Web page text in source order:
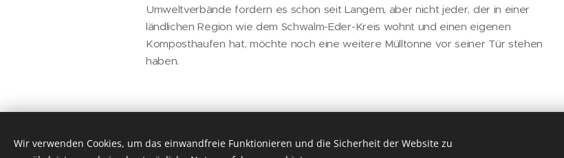
Umweltverbände fordern es schon seit Langem, aber nicht jeder, der in einer
ländlichen Region wie dem Schwalm-Eder-Kreis wohnt und einen eigenen
Komposthaufen hat, möchte noch eine weitere Mülltonne vor seiner Tür stehen
haben.
Bioabfall: "Deutsche Umwelthilfe fordert
Wir verwenden Cookies, um das einwandfreie Funktionieren und die Sicherheit der Website zu